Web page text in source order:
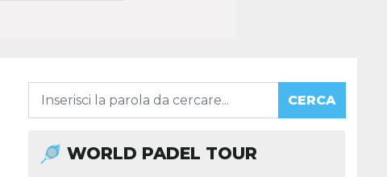
CERCA
WORLD PADEL TOUR